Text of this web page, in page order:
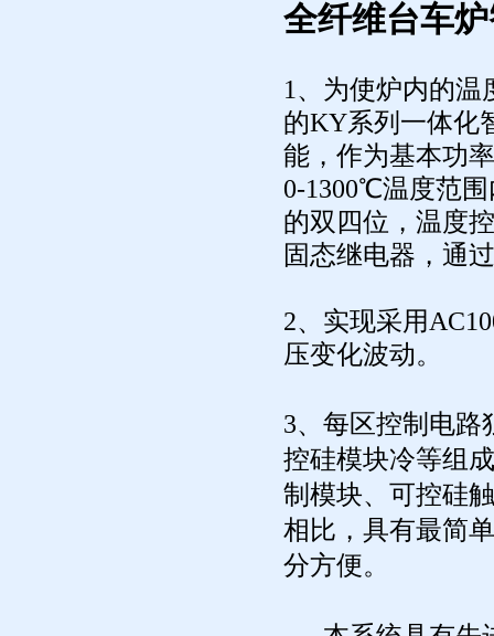
全纤维台车炉
1、为使炉内的温
的KY系列一体化
能，作为基本功
0-1300℃温度范
的双四位，温度
固态继电器，通
2、实现采用
压变化波动。
3、每区控制电路
控硅模块冷等组
制模块、可控硅
相比，具有最简
分方便。